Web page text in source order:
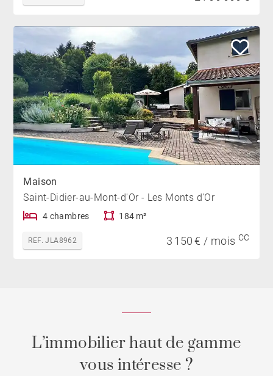
Maison
Saint-Didier-au-Mont-d'Or - Les Monts d'Or
4 chambres 184 m²
REF. JLA8962 3 150 € / mois CC
L’immobilier haut de gamme
vous intéresse ?